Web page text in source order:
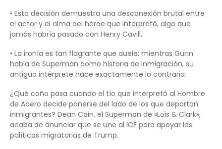
• Esta decisión demuestra una desconexión brutal entre
el actor y el alma del héroe que interpretó, algo que
jamás habría pasado con Henry Cavill.
• La ironía es tan flagrante que duele: mientras Gunn
habla de Superman como historia de inmigración, su
antiguo intérprete hace exactamente lo contrario.
¿Qué coño pasa cuando el tío que interpretó al Hombre
de Acero decide ponerse del lado de los que deportan
inmigrantes? Dean Cain, el Superman de «Lois & Clark»,
acaba de anunciar que se une al ICE para apoyar las
políticas migratorias de Trump.